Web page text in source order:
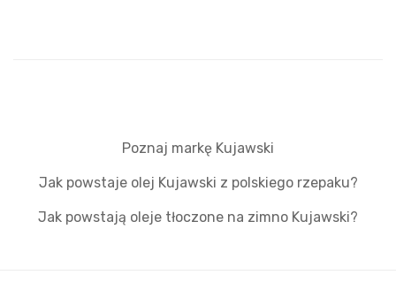
Poznaj markę Kujawski
Jak powstaje olej Kujawski z polskiego rzepaku?
Jak powstają oleje tłoczone na zimno Kujawski?